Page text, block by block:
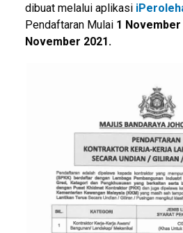
dibuat melalui aplikasi
Pendaftaran Mulai 1 November
November 2021.